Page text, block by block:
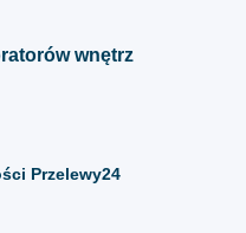
wnętrz
Przelewy24